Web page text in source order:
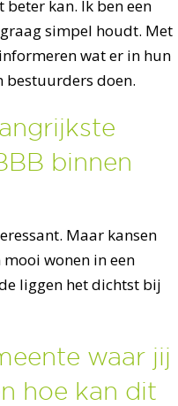
beter kan. Ik ben een
simpel houdt. Met
wat er in hun
bestuurders doen.
binnen
Maar kansen
wonen in een
liggen het dichtst bij
waar jij
hoe kan dit